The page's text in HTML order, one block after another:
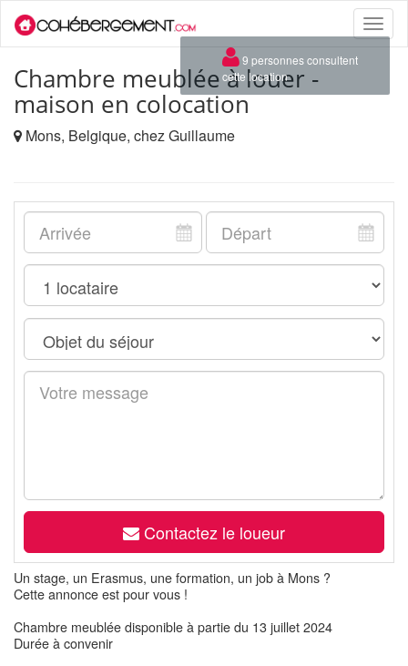
Toggle
Chambre meublée à louer -
maison en colocation
Mons, Belgique, chez Guillaume
Contactez le loueur
Un stage, un Erasmus, une formation, un job à Mons ?
Cette annonce est pour vous !
Chambre meublée disponible à partie du 13 juillet 2024
Durée à convenir
×
9 personnes consultent
cette location